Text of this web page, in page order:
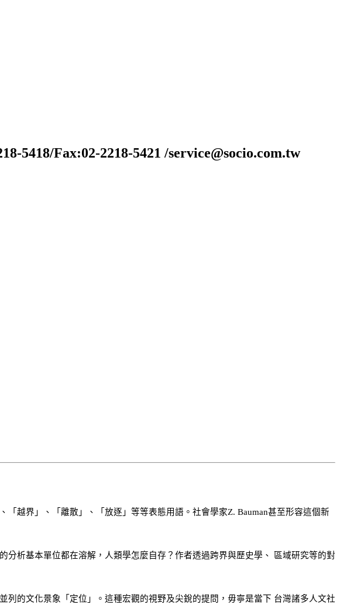
5418/Fax:02-2218-5421 /service@socio.com.tw
越界」、「離散」、「放逐」等等表態用語。社會學家Z. Bauman甚至形容這個新
析基本單位都在溶解，人類學怎麼自存？作者透過跨界與歷史學、 區域研究等的對
的文化景象「定位」。這種宏觀的視野及尖銳的提問，毋寧是當下 台灣諸多人文社